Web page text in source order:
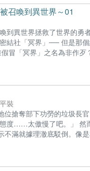
召喚到異世界～01
到異世界拯救了世界的勇
結社「冥界」── 但是那
冒「冥界」之名為非作歹
世界展開行動──同時為
爵千金。 「──冥界，開
典小冊子。(首刷售完
平裝
搶奪部下功勞的垃圾長
度……太傲慢了吧。」 然
滿就據理澈底駁倒。像
的爽快奇幻故事。
生×下剋上 ★最強魔法師